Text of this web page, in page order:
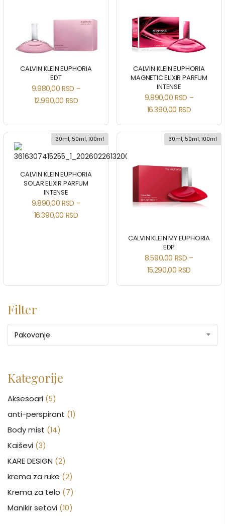
CALVIN KLEIN EUPHORIA
EDT
9.980,00RSD –
12.990,00 RSD
CALVIN KLEIN EUPHORIA
MAGNETIC ELIXIR PARFUM
INTENSE
9.890,00RSD –
16.390,00 RSD
30ml, 50ml, 100ml
CALVIN KLEIN EUPHORIA
SOLAR ELIXIR PARFUM
INTENSE
9.890,00RSD –
16.390,00 RSD
30ml, 50ml, 100ml
CALVIN KLEIN MY EUPHORIA
EDP
8.590,00 RSD –
15.290,00RSD
Filter
Pakovanje
Kategorije
Aksesoari (5)
anti-perspirant (1)
Body mist (14)
Kaiševi (3)
KARE DESIGN (2)
krema za ruke (2)
Krema za telo (7)
Manikir setovi (10)